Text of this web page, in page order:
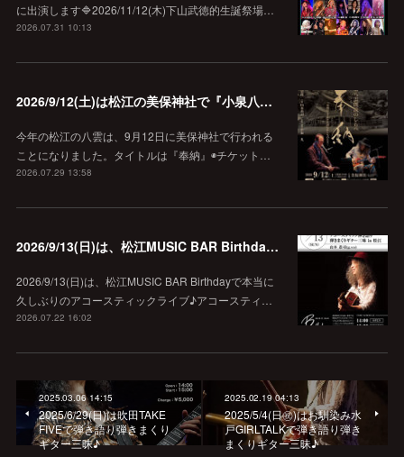
に出演します🔷2026/11/12(木)下山武徳的生誕祭場…
2026.07.31 10:13
2026/9/12(土)は松江の美保神社で『小泉八雲朗読のしらべ』
今年の松江の八雲は、9月12日に美保神社で行われる
ことになりました。タイトルは『奉納』◉チケット…
2026.07.29 13:58
2026/9/13(日)は、松江MUSIC BAR Birthdayでアコースティック弾き語り弾きまくりギター三昧♪
2026/9/13(日)は、松江MUSIC BAR Birthdayで本当に
久しぶりのアコースティックライブ♪アコースティ…
2026.07.22 16:02
2025.03.06 14:15
2025/6/29(日)は吹田TAKE
FIVEで弾き語り弾きまくり
ギター三昧♪
2025.02.19 04:13
2025/5/4(日㊗️)はお馴染み水
戸GIRLTALKで弾き語り弾き
まくりギター三昧♪